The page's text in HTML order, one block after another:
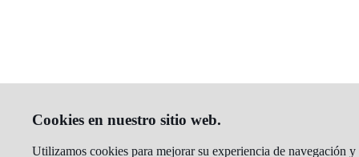
Cookies en nuestro sitio web.
Utilizamos cookies para mejorar su experiencia de navegación